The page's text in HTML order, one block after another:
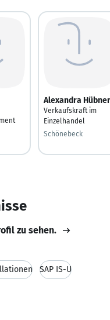
Alexandra Hübner
Verkaufskraft im
Einzelhandel
Schönebeck
zu sehen.
SAP IS-U